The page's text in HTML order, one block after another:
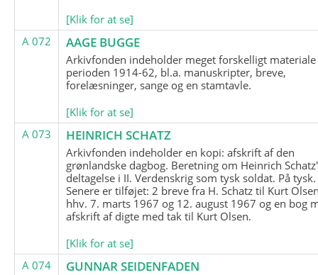
[Klik for at se]
A 072
AAGE BUGGE
Arkivfonden indeholder meget forskelligt
perioden 1914-62, bl.a. manuskripter, breve,
forelæsninger, sange og en stamtavle.
[Klik for at se]
A 073
HEINRICH SCHATZ
Arkivfonden indeholder en kopi: afskrift af den
grønlandske dagbog. Beretning om Heinrich Schatz'
deltagelse i II. Verdenskrig som tysk soldat. På tysk.
Senere er tilføjet: 2 breve fra H. Schatz til Kurt
hhv. 7. marts 1967 og 12. august 1967 og en bog
afskrift af digte med tak til Kurt Olsen.
[Klik for at se]
A 074
GUNNAR SEIDENFADEN